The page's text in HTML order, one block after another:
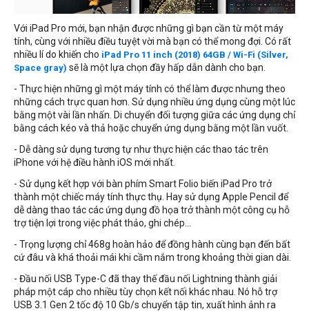
Với iPad Pro mới, bạn nhận được những gì bạn cần từ một máy
tính, cùng với nhiều điều tuyệt vời mà bạn có thể mong đợi. Có rất
nhiều lí do khiến cho iPad Pro 11 inch (2018) 64GB / Wi-Fi (Silver,
Space gray) sẽ là một lựa chọn đầy hấp dẫn dành cho bạn.
- Thực hiện những gì một máy tính có thể làm được nhưng theo
những cách trực quan hơn. Sử dụng nhiều ứng dụng cùng một lúc
bằng một vài lần nhấn. Di chuyển đối tượng giữa các ứng dụng chỉ
bằng cách kéo và thả hoặc chuyển ứng dụng bằng một lần vuốt.
- Dễ dàng sử dụng tương tự như thực hiện các thao tác trên
iPhone với hệ điều hành iOS mới nhất.
- Sử dụng kết hợp với bàn phím Smart Folio biến iPad Pro trở
thành một chiếc máy tính thực thụ. Hay sử dụng Apple Pencil để
dễ dàng thao tác các ứng dụng đồ họa trở thành một công cụ hỗ
trợ tiện lợi trong việc phát thảo, ghi chép...
- Trọng lượng chỉ 468g hoàn hảo để đồng hành cùng bạn đến bất
cứ đâu và khá thoải mái khi cầm nắm trong khoảng thời gian dài.
- Đầu nối USB Type-C đã thay thế đầu nối Lightning thành giải
pháp một cáp cho nhiều tùy chọn kết nối khác nhau. Nó hỗ trợ
USB 3.1 Gen 2 tốc độ 10 Gb/s chuyển tập tin, xuất hình ảnh ra